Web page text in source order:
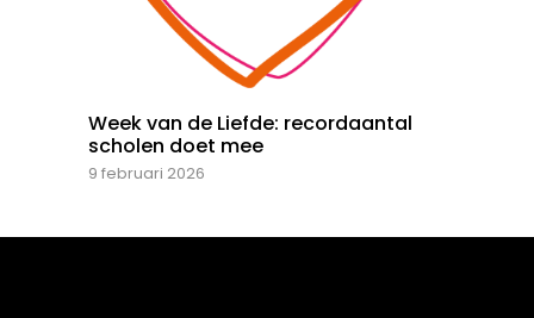
Week van de Liefde: recordaantal
scholen doet mee
9 februari 2026